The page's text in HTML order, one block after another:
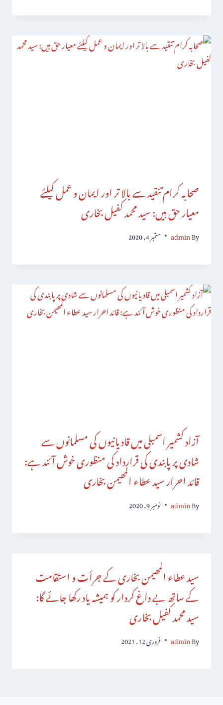
صحابہ کرام تنقید سے بالا تر اور ایمان و عمل کیلئے
معیار حق ہیں: سید محمد کفیل بخاری
By
admin ستمبر 4, 2020
آزاد کشمیر اسمبلی میں قادیانیوں کی مسلمانوں سے
شادی پر پابندی کی قرارداد کی منظوری خوش آئند ہے:
قائد احرار سید عطاء المھیمن بخاری
By
admin نومبر 9, 2020
سید عطاء المھیمن بخاری کے جرأت و استقامت
کے ساتھ بے داغ کردار کو ہمیشہ یاد رکھا جائے گا:
سید محمد کفیل بخاری
By
admin فروری 12, 2021